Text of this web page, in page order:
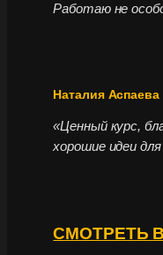
Работаю не
Наталия Аспаева
«Ценный курс,
хорошие идеи
СМОТРЕТЬ